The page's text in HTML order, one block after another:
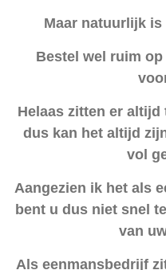
Maar natuurlijk
Bestel wel ruim op
Helaas zitten er
dus kan het altijd
vol
Aangezien ik het als
bent u dus niet snel
van
Als eenmansbedrijf